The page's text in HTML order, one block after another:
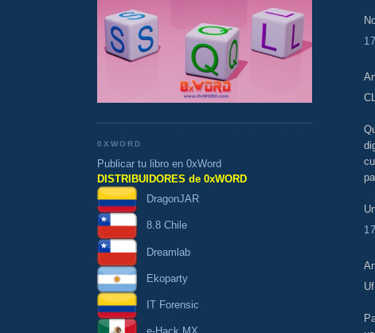
0XWORD
Publicar tu libro en 0xWord
DISTRIBUIDORES de 0xWORD
DragonJAR
8.8 Chile
Dreamlab
Ekoparty
IT Forensic